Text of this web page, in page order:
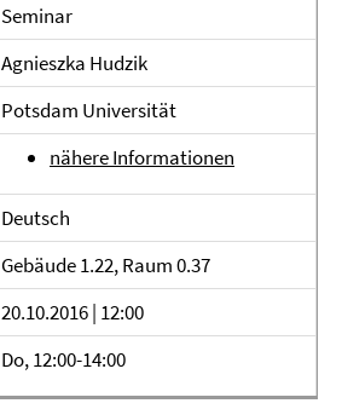
Seminar
Agnieszka Hudzik
Potsdam Universität
nähere Informationen
Deutsch
Gebäude 1.22, Raum 0.37
20.10.2016 | 12:00
Do, 12:00-14:00